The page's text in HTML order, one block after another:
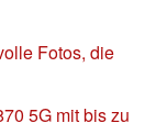
Fotos, die
5G mit bis zu